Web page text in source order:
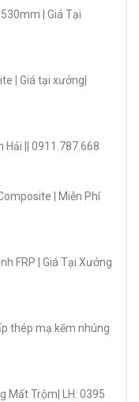
| Giá Tại
| Giá tại xưởng|
Hải || 0911.787.668
| Miễn Phí
FRP | Giá Tại Xưởng
thép mạ kẽm nhúng
Mất Trộm| LH: 0395